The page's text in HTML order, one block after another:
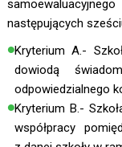
następujących
Kryterium A.-
dowiodą
odpowiedzialnego
Kryterium B.-
współpracy